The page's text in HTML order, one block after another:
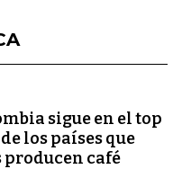
sigue en el top
los países que
producen café